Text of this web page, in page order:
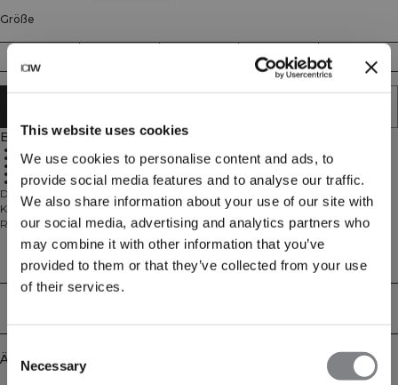
This website uses cookies
We use cookies to personalise content and ads, to
provide social media features and to analyse our traffic.
We also share information about your use of our site with
our social media, advertising and analytics partners who
may combine it with other information that you’ve
provided to them or that they’ve collected from your use
of their services.
Selection
Necessary
Größe
XL
Beschreibung
Leicht und atmungsaktiv
Klassischer Rundhalsausschnitt
Ungebürstete Innenseite
Baumwoll-Polyester-Mischung
Der Everyday Unbrushed Relaxed Crewneck ist ein lässiger Klassiker, der für
Komfort gemacht wurde, mit einer entspannten Silhouette und klassischem
Rundhalsausschnitt. Hergestellt aus weicher, ungebürsteter
Baumwollmischung, ist er perfekt zum Schichten oder für sich allein an
entspannten Tagen. Die angenehme Passform sorgt für Bewegungsfreiheit
und einen komfortablen Sitz. Ein vielseitiges Grundstück für jede Garderobe,
das sich leicht mit verschiedenen Outfits kombinieren lässt. Hergestellt aus
Technical Aspects
Ähnliche Produkte